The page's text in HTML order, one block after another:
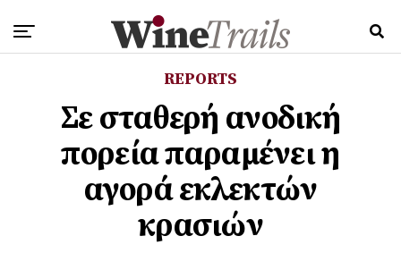
REPORTS
Σε σταθερή ανοδική
πορεία παραμένει η
αγορά εκλεκτών
κρασιών